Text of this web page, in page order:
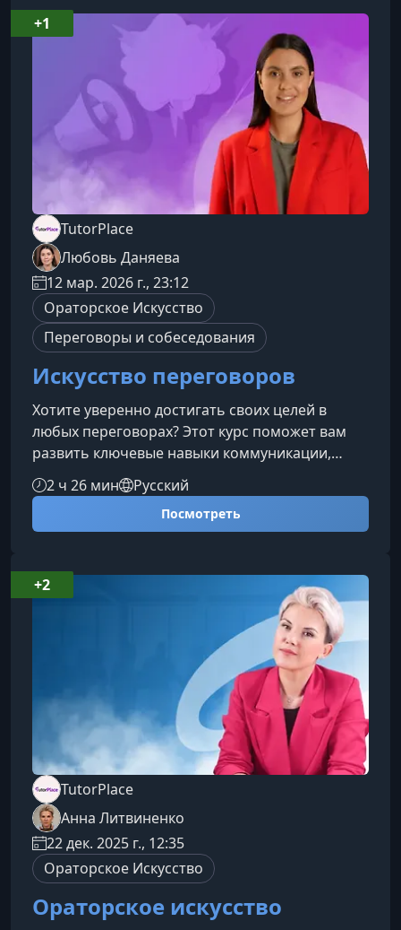
работать с темпом, скоростью реакции и
слуховым восприятием, чтобы научиться
уверенно владеть речевым ритмом в любых
TutorPlace
Любовь Даняева
12 мар. 2026 г., 23:12
Ораторское Искусство
Переговоры и собеседования
Искусство переговоров
Хотите уверенно достигать своих целей в
любых переговорах? Этот курс поможет вам
развить ключевые навыки коммуникации,
научиться управлять эмоциями и выстраивать
соглашения, которые работают на ваши
интересы. Практические инструменты, разбор
реальных кейсов и чёткая структура обучения
переговорную эффективность.Что вы узнаете
на курсеПрограмма сочетает теорию и
практику, давая вам понятные и применимые
2 ч 26 мин Русский
Посмотреть
+1
TutorPlace
Анна Литвиненко
22 дек. 2025 г., 12:35
Ораторское Искусство
Ораторское искусство
+2